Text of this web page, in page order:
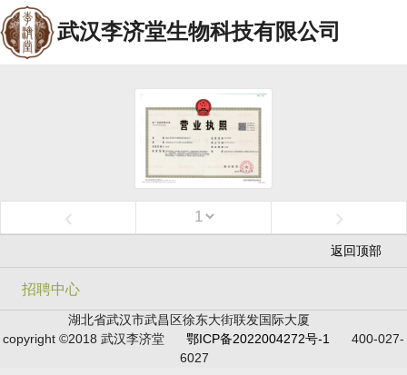
武汉李济堂生物科技有限公司
‹ ›
返回顶部
招聘中心
湖北省武汉市武昌区徐东大街联发国际大厦
copyright ©2018 武汉李济堂
鄂ICP备2022004272号-1
400-027-
6027